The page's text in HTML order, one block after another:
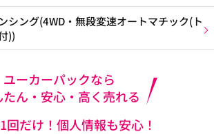
ング(4WD・無段変速オートマチック(ト
))
ユーカーパックなら
たん・安心・高く売れる
回だけ！個人情報も安心！